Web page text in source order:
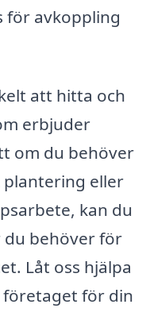
för avkoppling
att hitta och
erbjuder
om du behöver
eller
kan du
behöver för
Låt oss hjälpa
för din